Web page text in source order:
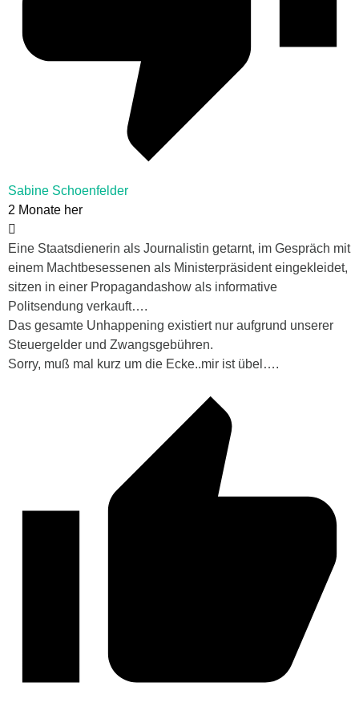
Sabine Schoenfelder
2 Monate her
Eine Staatsdienerin als Journalistin getarnt, im Gespräch mit
einem Machtbesessenen als Ministerpräsident eingekleidet,
sitzen in einer Propagandashow als informative
Politsendung verkauft….
Das gesamte Unhappening existiert nur aufgrund unserer
Steuergelder und Zwangsgebühren.
Sorry, muß mal kurz um die Ecke..mir ist übel….